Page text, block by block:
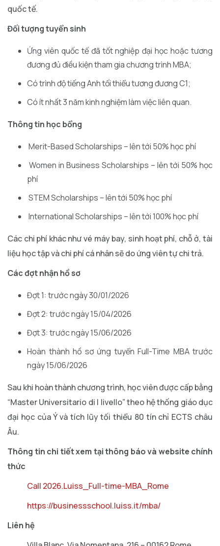
quốc tế.
Đối tượng tuyển sinh
Ứng viên quốc tế đã tốt nghiệp đại học hoặc tương
đương đủ điều kiện tham gia chương trình MBA;
Có trình độ tiếng Anh tối thiểu tương đương C1;
Có ít nhất 3 năm kinh nghiệm làm việc liên quan.
Thông tin học bổng
Merit-Based Scholarships – lên tới 50% học phí
Women in Business Scholarships – lên tới 50% học
phí
STEM Scholarships – lên tới 50% học phí
International Scholarships – lên tới 100% học phí
Các chi phí khác như vé máy bay, sinh hoạt phí, chỗ ở, tài
liệu học tập và chi phí cá nhân sẽ do ứng viên tự chi trả.
Các đợt nhận hồ sơ
Đợt 1: trước ngày 30/01/2026
Đợt 2: trước ngày 15/04/2026
Đợt 3: trước ngày 15/06/2026
Hoàn thành hồ sơ ứng tuyển Full-Time MBA trước
ngày 15/06/2026
Sau khi hoàn thành chương trình, học viên được cấp bằng
“Master Universitario di I livello” theo hệ thống giáo dục
đại học của Ý và tích lũy tối thiểu 80 tín chỉ ECTS châu
Âu.
Thông tin chi tiết xem tại thông báo và website chính
thức
Call 2026.Luiss_Full-time-MBA_Rome
https://businessschool.luiss.it/mba/
Liên hệ